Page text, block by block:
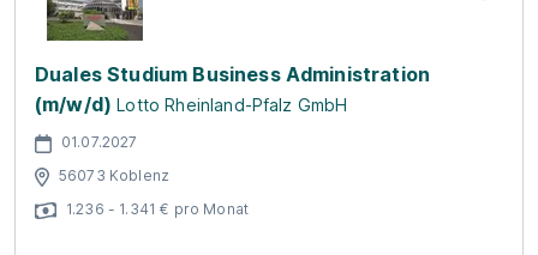
Duales Studium Business Administration
(m/w/d) Lotto Rheinland-Pfalz GmbH
01.07.2027
56073 Koblenz
1.236 - 1.341 € pro Monat